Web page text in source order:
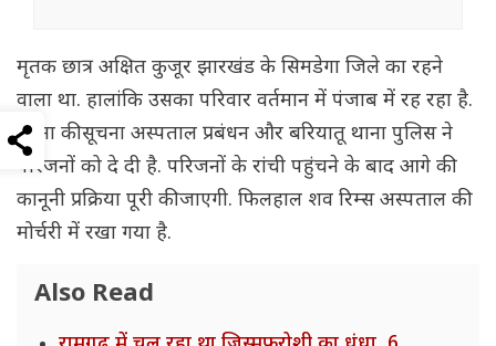
मृतक छात्र अक्षित कुजूर झारखंड के सिमडेगा जिले का रहने
वाला था. हालांक‌ि उसका परिवार वर्तमान में पंजाब में रह रहा है.
घटना की सूचना अस्पताल प्रबंधन और बरियातू थाना पुलिस ने
परिजनों को दे दी है. परिजनों के रांची पहुंचने के बाद आगे की
कानूनी प्रक्रिया पूरी की जाएगी. फिलहाल शव रिम्स अस्पताल की
मोर्चरी में रखा गया है.
Also Read